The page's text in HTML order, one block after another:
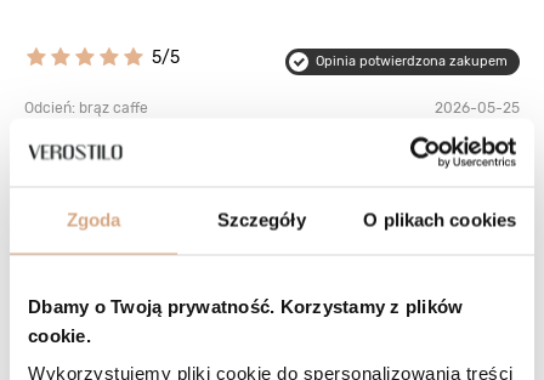
Zgoda Szczegóły O plikach cookies
Dbamy o Twoją prywatność. Korzystamy z plików
cookie.
Wykorzystujemy pliki cookie do spersonalizowania treści
5/5 Opinia potwierdzona zakupem
Odcień: brąz caffe 2026-05-25
Torebka świetna. Wszystko mi odpowiada.
Czy opinia była pomocna? 1 0
Odcień: beż taupe
Jest przepiękna. Pojemna i funkcjonalna. Kolor bajeczny. Długi